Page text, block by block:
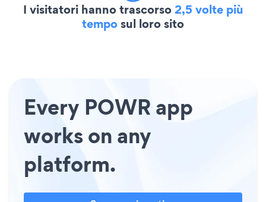
I visitatori hanno trascorso2,5 volte più
temposul loro sito
Every POWR app
works on any
platform.